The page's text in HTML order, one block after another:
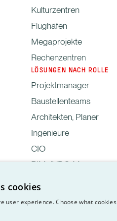
Kulturzentren
Flughäfen
Megaprojekte
Rechenzentren
LÖSUNGEN NACH ROLLE
Projektmanager
Baustellenteams
Architekten, Planer
Ingenieure
CIO
BIM-/VDC-Manager
agreement
cookies
user experience. Choose what